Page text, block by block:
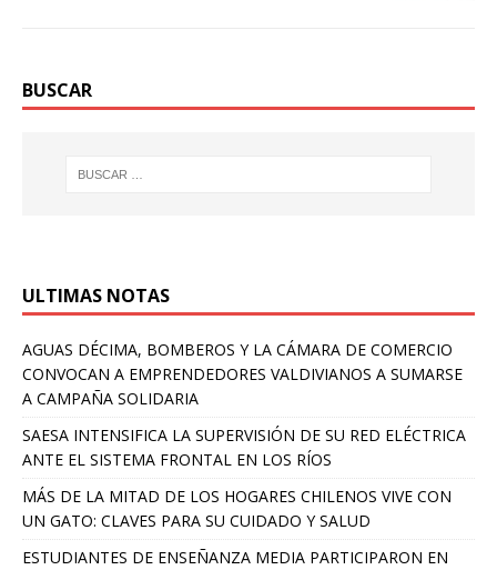
BUSCAR
ULTIMAS NOTAS
AGUAS DÉCIMA, BOMBEROS Y LA CÁMARA DE COMERCIO
CONVOCAN A EMPRENDEDORES VALDIVIANOS A SUMARSE
A CAMPAÑA SOLIDARIA
SAESA INTENSIFICA LA SUPERVISIÓN DE SU RED ELÉCTRICA
ANTE EL SISTEMA FRONTAL EN LOS RÍOS
MÁS DE LA MITAD DE LOS HOGARES CHILENOS VIVE CON
UN GATO: CLAVES PARA SU CUIDADO Y SALUD
ESTUDIANTES DE ENSEÑANZA MEDIA PARTICIPARON EN